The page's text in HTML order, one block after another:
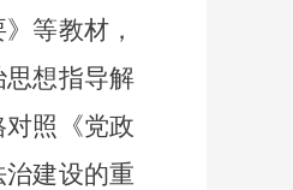
等教材，
思想指导解
对照《党政
治建设的重